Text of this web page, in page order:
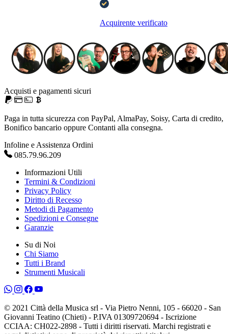
Acquirente verificato
Acquisti e pagamenti sicuri
Paga in tutta sicurezza con PayPal, AlmaPay, Soisy, Carta di credito,
Bonifico bancario oppure Contanti alla consegna.
Infoline e Assistenza Ordini
085.79.96.209
Informazioni Utili
Termini & Condizioni
Privacy Policy
Diritto di Recesso
Metodi di Pagamento
Spedizioni e Consegne
Garanzie
Su di Noi
Chi Siamo
Tutti i Brand
Strumenti Musicali
© 2021 Città della Musica srl - Via Pietro Nenni, 105 - 66020 - San
Giovanni Teatino (Chieti) - P.IVA 01309720694 - Iscrizione
CCIAA: CH022-2898 - Tutti i diritti riservati. Marchi registrati e